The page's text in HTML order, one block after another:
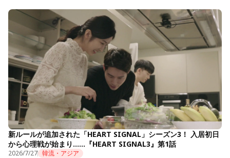
新ルールが追加された「HEART SIGNAL」シーズン3！ 入居初日
から心理戦が始まり……『HEART SIGNAL3』第1話
2026/7/27 韓流・アジア